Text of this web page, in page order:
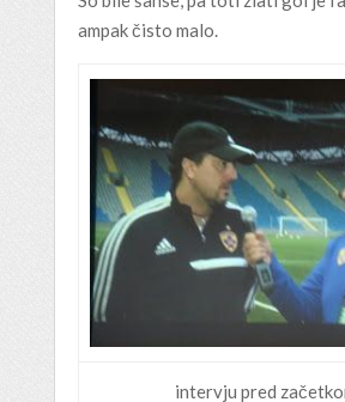
ampak čisto malo.
intervju pred